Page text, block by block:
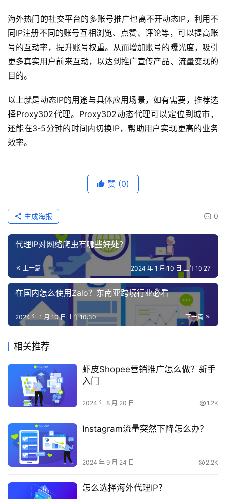
海外热门的社交平台的多账号推广也离不开动态IP，利用不
同IP注册不同的账号互相浏览、点赞、评论等，可以提高账
号的互动率，提升账号权重。从而增加账号的曝光度，吸引
更多真实用户前来互动，以达到推广宣传产品、流量变现的
目的。
以上就是动态IP的用途与具体应用场景，如有需要，推荐选
择Proxy302代理。Proxy302动态代理可以定位到城市，
还能在3-5分钟的时间内切换IP，帮助用户实现更高的业务
效率。
赞 (0)
0
生成海报
代理IP对网络爬虫有哪些好处？
上一篇 2024 年 1 月 10 日 上午10:27
在国内怎么使用Zalo？东南亚跨境行业必看
下一篇
2024 年 1 月 10 日 上午10:30
相关推荐
虾皮Shopee营销推广怎么做？新手
入门
2024 年 8 月 20 日 1.2K
Instagram流量突然下降怎么办？
2024 年 9 月 24 日 2.2K
怎么选择海外代理IP？